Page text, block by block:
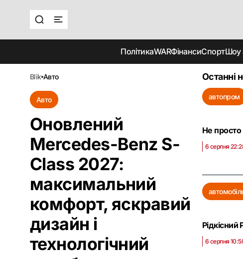
ПолітикаWARФінансиСпортШоу
blik авто
Авто
Оновлений
Mercedes-Benz S-
Class 2027:
максимальний
комфорт, яскравий
дизайн і
технологічний
Останні
автопром
Не просто
6 серпня
6 серпня